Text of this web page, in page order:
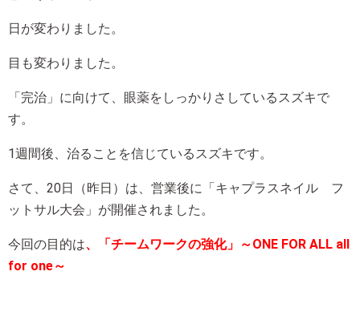
日が変わりました。
目も変わりました。
「完治」に向けて、眼薬をしっかりさしているスズキで
す。
1週間後、治ることを信じているスズキです。
さて、20日（昨日）は、営業後に「キャプラスネイル フ
ットサル大会」が開催されました。
今回の目的は、「チームワークの強化」～ONE FOR ALL all
for one～